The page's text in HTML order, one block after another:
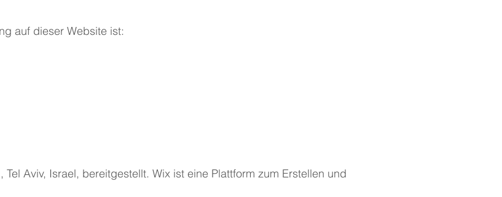
auf dieser Website ist:
Aviv, Israel, bereitgestellt. Wix ist eine Plattform zum Erstellen und